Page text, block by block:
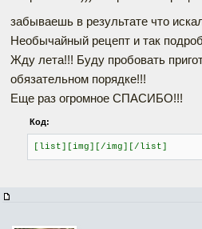
забываешь в результате что
Необычайный рецепт и так
Жду лета!!! Буду пробовать
обязательном порядке!!!
Еще раз огромное СПАСИБО!!!
Код:
[list][img][/img][/list]